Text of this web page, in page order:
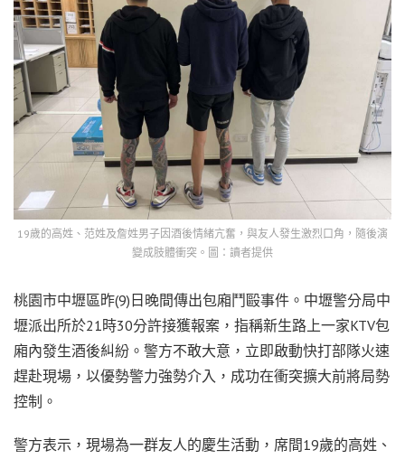
19歲的高姓、范姓及詹姓男子因酒後情緒亢奮，與友人發生激烈口角，隨後演
變成肢體衝突。圖：讀者提供
桃園市中壢區昨(9)日晚間傳出包廂鬥毆事件。中壢警分局中
壢派出所於21時30分許接獲報案，指稱新生路上一家KTV包
廂內發生酒後糾紛。警方不敢大意，立即啟動快打部隊火速
趕赴現場，以優勢警力強勢介入，成功在衝突擴大前將局勢
控制。
警方表示，現場為一群友人的慶生活動，席間19歲的高姓、